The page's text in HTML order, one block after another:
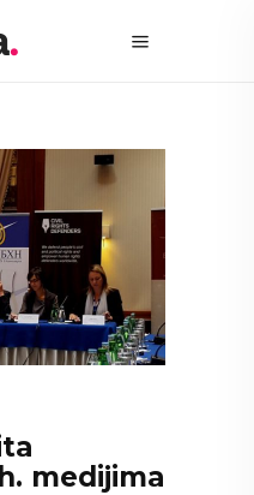
medijima